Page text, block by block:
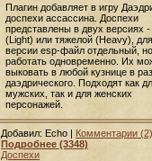
Плагин добавляет в игру
доспехи ассассина. Доспехи
представлены в двух версиях -
(Light) или тяжелой (Heavy),
версии esp-файл отдельный,
работать одновременно. Их
выковать в любой кузнице в
даэдрического. Подходят как
мужских, так и для женских
персонажей.
Добавил: Echo | Комментарии (2)
Подробнее (3348)
Доспехи